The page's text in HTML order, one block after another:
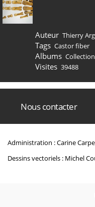
Auteur Thierry
Tags Castor fiber
Albums
Visites 39488
Nous contacter
Administration : Carine
Dessins vectoriels : Michel